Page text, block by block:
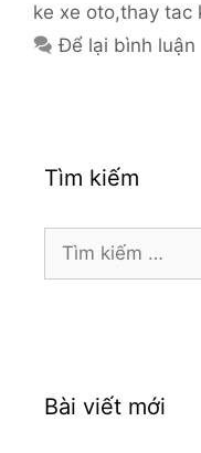
ke xe oto,thay tac
Để lại bình luận
Tìm kiếm
Tìm
Bài viết mới